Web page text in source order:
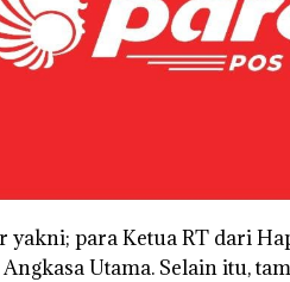
para Ketua RT dari
Utama. Selain itu,